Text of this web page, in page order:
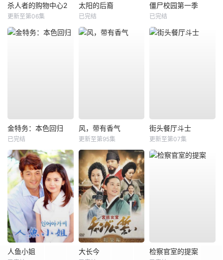
杀人者的购物中心2
更新至第06集
太阳的后裔
已完结
僵尸校园第一季
已完结
金特务：本色回归
已完结
风，带有香气
更新至第95集
街头餐厅斗士
更新至第07集
人鱼小姐 大长今 检察官室的提案